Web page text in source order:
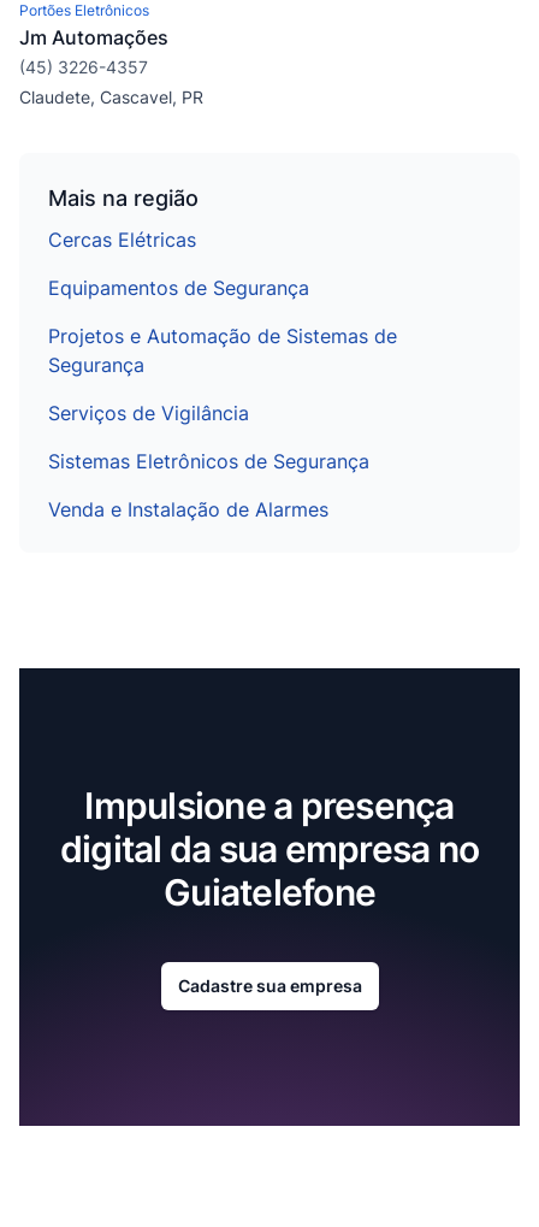
Portões Eletrônicos
Jm Automações
(45) 3226-4357
Claudete, Cascavel, PR
Mais na região
Cercas Elétricas
Equipamentos de Segurança
Projetos e Automação de Sistemas de
Segurança
Serviços de Vigilância
Sistemas Eletrônicos de Segurança
Venda e Instalação de Alarmes
Impulsione a presença
digital da sua empresa no
Guiatelefone
Cadastre sua empresa